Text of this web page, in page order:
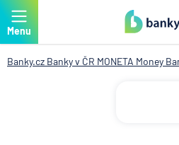
Menu
Banky.cz Banky v ČR MONETA Money